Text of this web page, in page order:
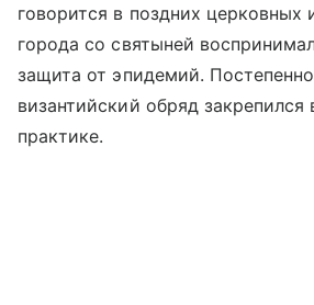
говорится в поздних церковных
города со святыней
защита от эпидемий.
византийский обряд закрепился
практике.